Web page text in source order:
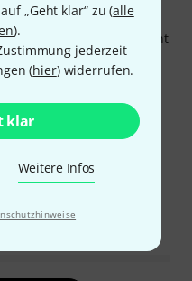
„Geht klar“ zu (alle
).
jederzeit
(hier) widerrufen.
klar
Weitere Infos
mit sehr schöner
Preis. Sehr überrascht
ihrer 16 Zoll sehr tief
aufweist. Planen Sie
Ein kleiner
Neupositionieren der
ich empfehle, denn
Rocker (Mojo-Shaker)
Sehr gutes kleines Set